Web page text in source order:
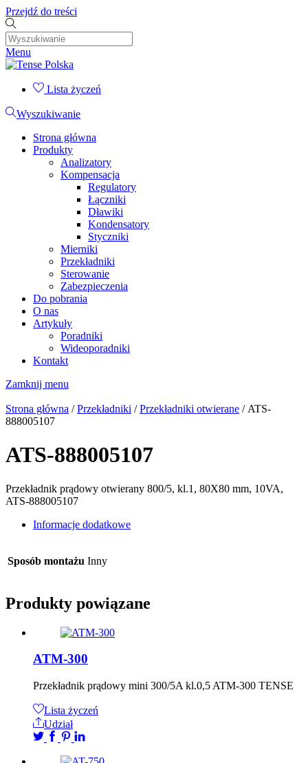
Przejdź do treści
Menu
Lista życzeń
Wyszukiwanie
Strona główna
Produkty
Analizatory
Kompensacja
Regulatory
Łączniki
Dławiki
Kondensatory
Styczniki
Mierniki
Przekładniki
Sterowanie
Zabezpieczenia
Do pobrania
O nas
Artykuły
Poradniki
Wideoporadniki
Kontakt
Zamknij menu
Strona główna /Przekładniki /Przekładniki otwierane / ATS-
888005107
ATS-888005107
Przekładnik prądowy otwierany 800/5, kl.1, 80X80 mm, 10VA,
ATS-888005107
Informacje dodatkowe
Sposób montażu Inny
Produkty powiązane
ATM-300
Przekładnik prądowy mini 300/5A kl.0,5 ATM-300 TENSE
Lista życzeń
Udział